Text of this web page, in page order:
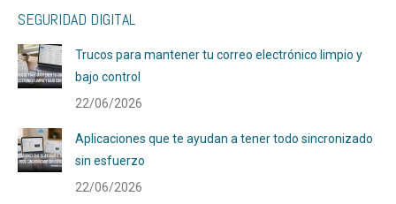
SEGURIDAD DIGITAL
Trucos para mantener tu correo electrónico limpio y
bajo control
22/06/2026
Aplicaciones que te ayudan a tener todo sincronizado
sin esfuerzo
22/06/2026